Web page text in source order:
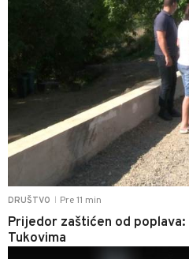
DRUŠTVO Pre 11 min
Prijedor zaštićen od
Tukovima